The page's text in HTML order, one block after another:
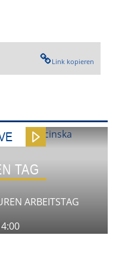
Link kopieren
TAG
ARBEITSTAG